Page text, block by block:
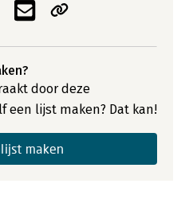
door deze
een lijst maken? Dat kan!
maken